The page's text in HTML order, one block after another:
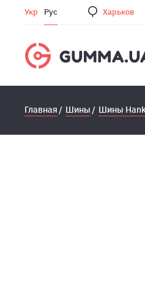
Укр Рус Харьков
Главная Шины Шины